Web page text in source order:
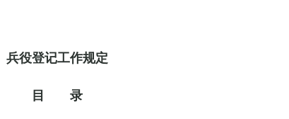
兵役登记工作规定
目 录